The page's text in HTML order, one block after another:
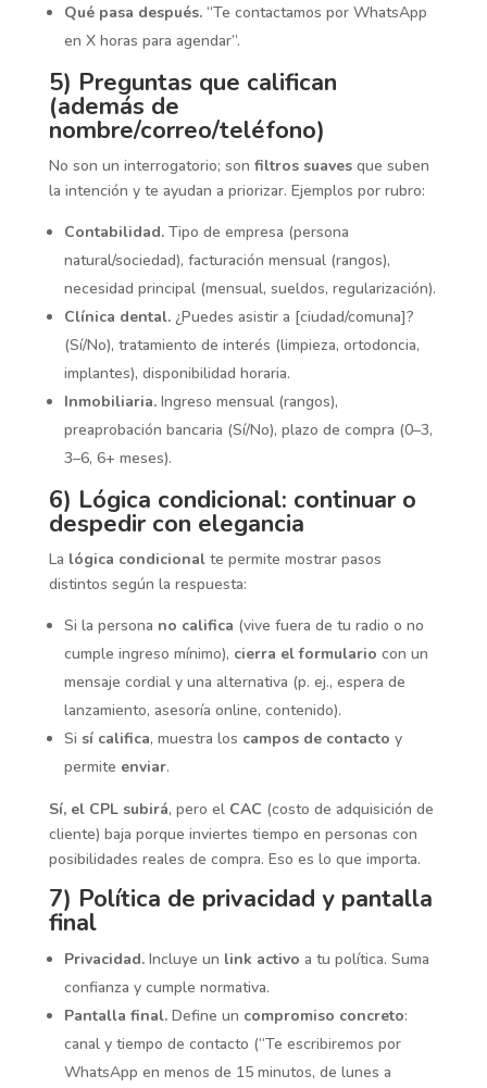
Qué pasa después.“Te contactamos por WhatsApp
en X horas para agendar”.
5) Preguntas que califican
(además de
nombre/correo/teléfono)
No son un interrogatorio; son filtros suavesque suben
la intención y te ayudan a priorizar. Ejemplos por rubro:
Contabilidad.Tipo de empresa (persona
natural/sociedad), facturación mensual (rangos),
necesidad principal (mensual, sueldos, regularización).
Clínica dental.¿Puedes asistir a [ciudad/comuna]?
(Sí/No), tratamiento de interés (limpieza, ortodoncia,
implantes), disponibilidad horaria.
Inmobiliaria.Ingreso mensual (rangos),
preaprobación bancaria (Sí/No), plazo de compra (0–3,
3–6, 6+ meses).
6) Lógica condicional: continuar o
despedir con elegancia
La lógica condicionalte permite mostrar pasos
distintos según la respuesta:
Si la persona no califica (vive fuera de tu radio o no
cumple ingreso mínimo), cierra el formulario con un
mensaje cordial y una alternativa (p. ej., espera de
lanzamiento, asesoría online, contenido).
Si sí califica, muestra los campos de contacto y
permite enviar.
Sí, el CPL subirá, pero el CAC (costo de adquisición de
cliente) baja porque inviertes tiempo en personas con
posibilidades reales de compra. Eso es lo que importa.
7) Política de privacidad y pantalla
final
Privacidad.Incluye un link activo a tu política. Suma
confianza y cumple normativa.
Pantalla final.Define un compromiso concreto:
canal y tiempo de contacto (“Te escribiremos por
WhatsApp en menos de 15 minutos, de lunes a